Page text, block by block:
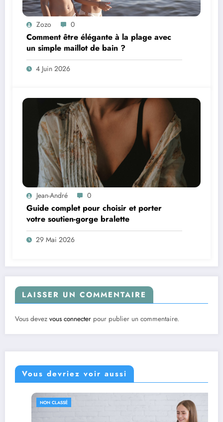
Zozo 0
Comment être élégante à la plage avec
un simple maillot de bain ?
4 Juin 2026
Jean-André 0
Guide complet pour choisir et porter
votre soutien-gorge bralette
29 Mai 2026
LAISSER UN COMMENTAIRE
Vous devez vous connecter pour publier un commentaire.
Vous devriez voir aussi
NON CLASSÉ